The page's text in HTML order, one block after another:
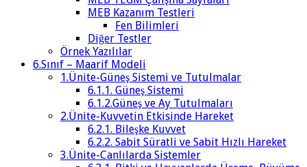
MEB Kazanım Testleri
Fen Bilimleri
Diğer Testler
Örnek Yazılılar
6.Sınıf – Maarif Modeli
1.Ünite-Güneş Sistemi ve Tutulmalar
6.1.1. Güneş Sistemi
6.1.2.Güneş ve Ay Tutulmaları
2.Ünite-Kuvvetin Etkisinde Hareket
6.2.1. Bileşke Kuvvet
6.2.2. Sabit Süratli ve Sabit Hızlı Hareket
3.Ünite-Canlılarda Sistemler